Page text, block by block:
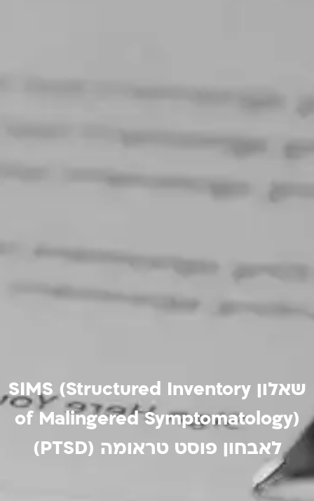
שאלון SIMS (Structured Inventory
of Malingered Symptomatology)
לאבחון פוסט טראומה (PTSD)